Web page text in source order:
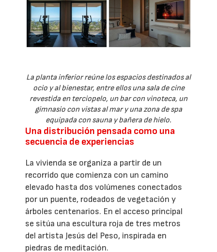
La planta inferior reúne los espacios destinados al
ocio y al bienestar, entre ellos una sala de cine
revestida en terciopelo, un bar con vinoteca, un
gimnasio con vistas al mar y una zona de spa
equipada con sauna y bañera de hielo.
Una distribución pensada como una
secuencia de experiencias
La vivienda se organiza a partir de un
recorrido que comienza con un camino
elevado hasta dos volúmenes conectados
por un puente, rodeados de vegetación y
árboles centenarios. En el acceso principal
se sitúa una escultura roja de tres metros
del artista Jesús del Peso, inspirada en
piedras de meditación.